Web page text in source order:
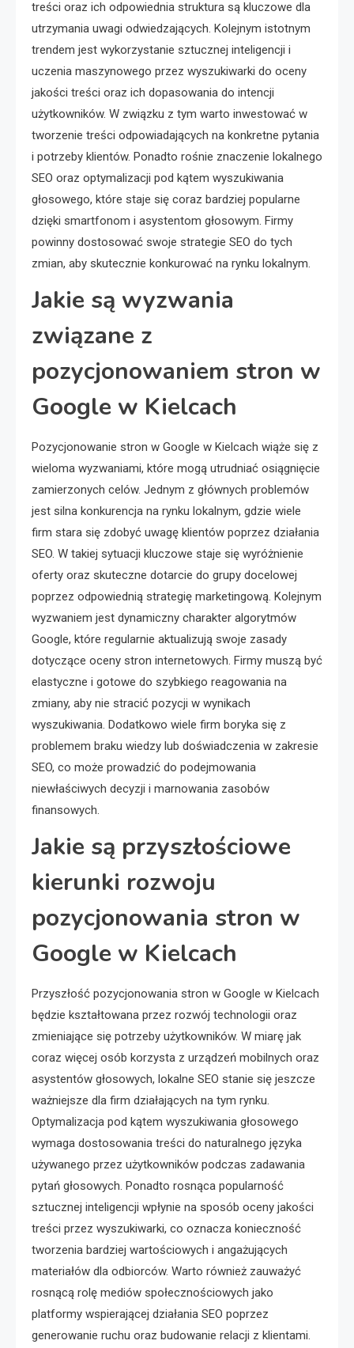
treści oraz ich odpowiednia struktura są kluczowe dla
utrzymania uwagi odwiedzających. Kolejnym istotnym
trendem jest wykorzystanie sztucznej inteligencji i
uczenia maszynowego przez wyszukiwarki do oceny
jakości treści oraz ich dopasowania do intencji
użytkowników. W związku z tym warto inwestować w
tworzenie treści odpowiadających na konkretne pytania
i potrzeby klientów. Ponadto rośnie znaczenie lokalnego
SEO oraz optymalizacji pod kątem wyszukiwania
głosowego, które staje się coraz bardziej popularne
dzięki smartfonom i asystentom głosowym. Firmy
powinny dostosować swoje strategie SEO do tych
zmian, aby skutecznie konkurować na rynku lokalnym.
Jakie są wyzwania
związane z
pozycjonowaniem stron w
Google w Kielcach
Pozycjonowanie stron w Google w Kielcach wiąże się z
wieloma wyzwaniami, które mogą utrudniać osiągnięcie
zamierzonych celów. Jednym z głównych problemów
jest silna konkurencja na rynku lokalnym, gdzie wiele
firm stara się zdobyć uwagę klientów poprzez działania
SEO. W takiej sytuacji kluczowe staje się wyróżnienie
oferty oraz skuteczne dotarcie do grupy docelowej
poprzez odpowiednią strategię marketingową. Kolejnym
wyzwaniem jest dynamiczny charakter algorytmów
Google, które regularnie aktualizują swoje zasady
dotyczące oceny stron internetowych. Firmy muszą być
elastyczne i gotowe do szybkiego reagowania na
zmiany, aby nie stracić pozycji w wynikach
wyszukiwania. Dodatkowo wiele firm boryka się z
problemem braku wiedzy lub doświadczenia w zakresie
SEO, co może prowadzić do podejmowania
niewłaściwych decyzji i marnowania zasobów
finansowych.
Jakie są przyszłościowe
kierunki rozwoju
pozycjonowania stron w
Google w Kielcach
Przyszłość pozycjonowania stron w Google w Kielcach
będzie kształtowana przez rozwój technologii oraz
zmieniające się potrzeby użytkowników. W miarę jak
coraz więcej osób korzysta z urządzeń mobilnych oraz
asystentów głosowych, lokalne SEO stanie się jeszcze
ważniejsze dla firm działających na tym rynku.
Optymalizacja pod kątem wyszukiwania głosowego
wymaga dostosowania treści do naturalnego języka
używanego przez użytkowników podczas zadawania
pytań głosowych. Ponadto rosnąca popularność
sztucznej inteligencji wpłynie na sposób oceny jakości
treści przez wyszukiwarki, co oznacza konieczność
tworzenia bardziej wartościowych i angażujących
materiałów dla odbiorców. Warto również zauważyć
rosnącą rolę mediów społecznościowych jako
platformy wspierającej działania SEO poprzez
generowanie ruchu oraz budowanie relacji z klientami.